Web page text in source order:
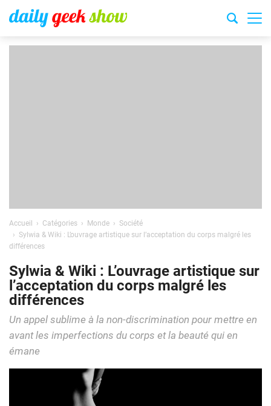
Accueil Catégories Monde
Société
Sylwia & Wiki : L’ouvrage artistique sur l’acceptation du corps malgré les
différences
Sylwia & Wiki : L’ouvrage artistique sur
l’acceptation du corps malgré les
différences
Un appel sublime à la non-discrimination pour mettre en
avant les imperfections du corps et la beauté qui en
émane